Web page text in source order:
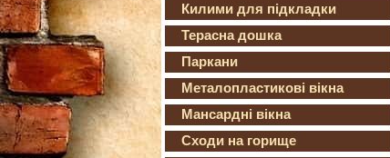
Килими для підкладки
Терасна дошка
Паркани
Металопластикові вікна
Мансардні вікна
Сходи на горище